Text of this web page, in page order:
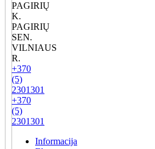
PAGIRIŲ
K.
PAGIRIŲ
SEN.
VILNIAUS
R.
+370
(5)
2301301
+370
(5)
2301301
Informacija